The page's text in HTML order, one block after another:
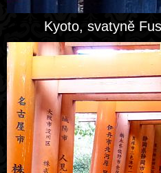
Kyoto, svatyně